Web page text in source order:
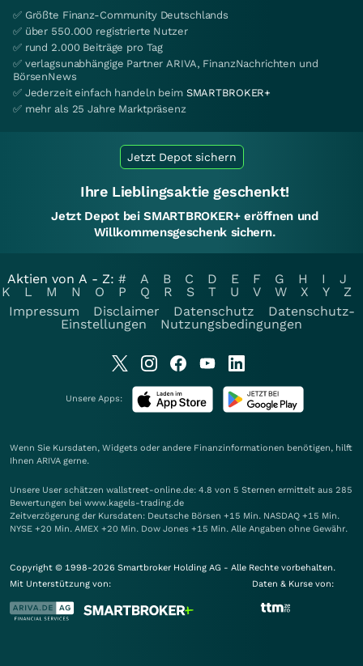
✅ Größte Finanz-Community Deutschlands
✅ über 550.000 registrierte Nutzer
✅ rund 2.000 Beiträge pro Tag
✅ verlagsunabhängige Partner ARIVA, FinanzNachrichten und
BörsenNews
✅ Jederzeit einfach handeln beim SMARTBROKER+
✅ mehr als 25 Jahre Marktpräsenz
Jetzt Depot sichern
Ihre Lieblingsaktie geschenkt!
Jetzt Depot bei SMARTBROKER+ eröffnen und
Willkommensgeschenk sichern.
Aktien von A - Z: # A B C D E F G H I
J
K
L M N O P Q R S T U V W X Y
Z
Impressum
Disclaimer Datenschutz
Datenschutz-
Einstellungen
Nutzungsbedingungen
Unsere Apps:
Wenn Sie Kursdaten, Widgets oder andere Finanzinformationen benötigen, hilft
Ihnen ARIVA gerne.
Unsere User schätzen wallstreet-online.de: 4.8 von 5 Sternen ermittelt aus 285
Bewertungen bei www.kagels-trading.de
Zeitverzögerung der Kursdaten: Deutsche Börsen +15 Min. NASDAQ +15 Min.
NYSE +20 Min. AMEX +20 Min. Dow Jones +15 Min. Alle Angaben ohne Gewähr.
Copyright © 1998-2026 Smartbroker Holding AG - Alle Rechte vorbehalten.
Mit Unterstützung von:
Daten & Kurse von: